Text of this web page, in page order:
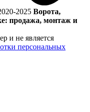
2025 Ворота,
продажа, монтаж и
и не является
персональных